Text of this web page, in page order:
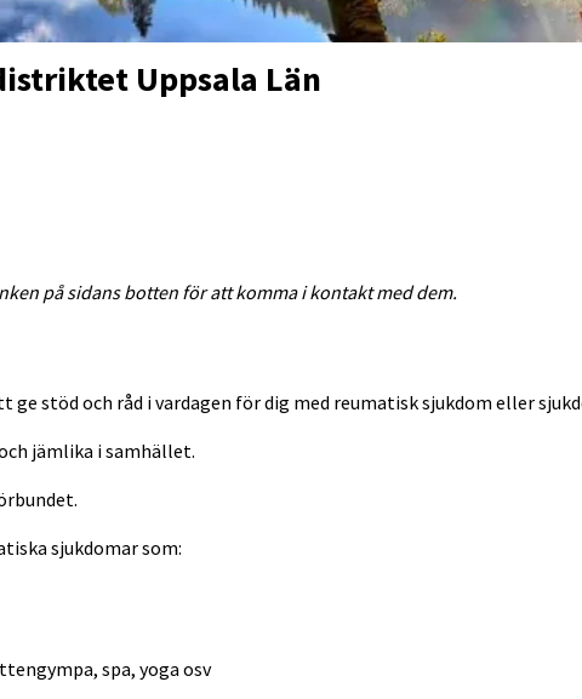
Uppsala Län
på sidans botten för att komma i kontakt med dem.
stöd och råd i vardagen för dig med reumatisk sjukdom eller
jämlika i samhället.
sjukdomar som:
spa, yoga osv